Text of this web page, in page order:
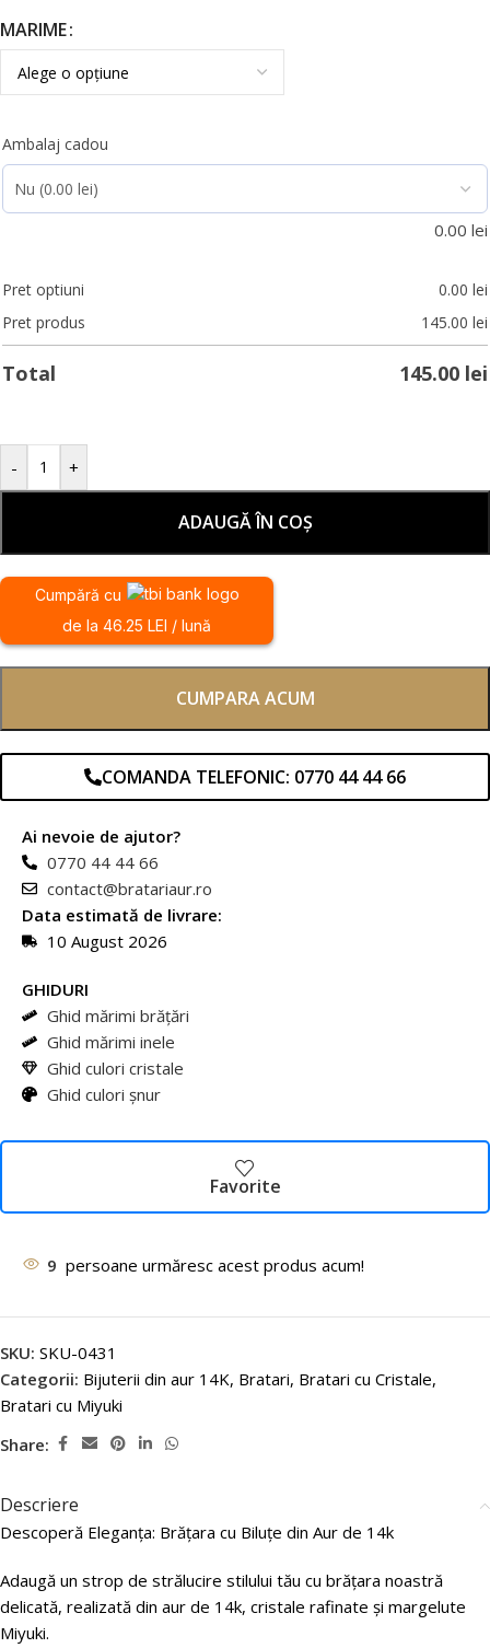
MARIME
Ambalaj cadou
0.00 lei
Pret optiuni 0.00 lei
Pret produs
145.00 lei
Total 145.00 lei
- +
ADAUGĂ ÎN COȘ
Cumpără cu
de la 46.25 LEI / lună
CUMPARA ACUM
COMANDA TELEFONIC: 0770 44 44 66
Ai nevoie de ajutor?
0770 44 44 66
contact@bratariaur.ro
Data estimată de livrare:
10 August 2026
GHIDURI
Ghid mărimi brățări
Ghid mărimi inele
Ghid culori cristale
Ghid culori șnur
Favorite
9 persoane urmăresc acest produs acum!
SKU: SKU-0431
Categorii: Bijuterii din aur 14K, Bratari, Bratari cu Cristale,
Bratari cu Miyuki
Share:
Descriere
Descoperă Eleganța: Brățara cu Biluțe din Aur de 14k
Adaugă un strop de strălucire stilului tău cu brățara noastră
delicată, realizată din aur de 14k, cristale rafinate și margelute
Miyuki.